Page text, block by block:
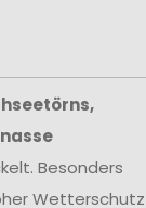
Besonders
Wetterschutz